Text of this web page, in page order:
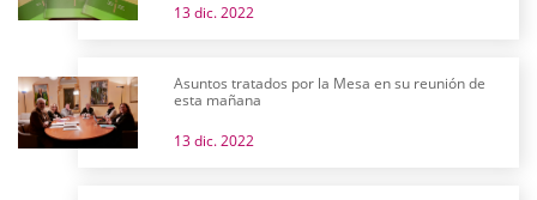
13 dic. 2022
Asuntos tratados por la Mesa en su reunión de
esta mañana
13 dic. 2022